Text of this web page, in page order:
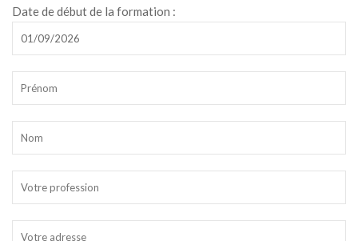
Date de début de la formation :